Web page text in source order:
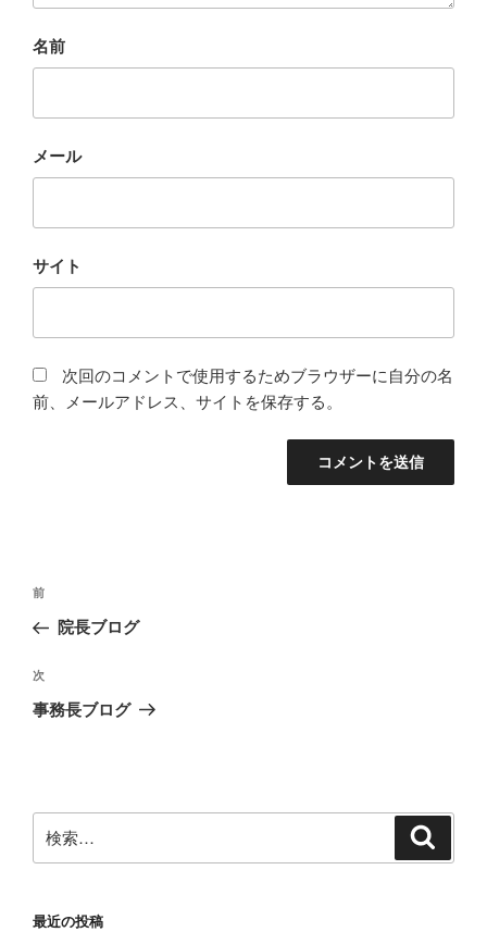
名前
メール
サイト
次回のコメントで使用するためブラウザーに自分の名
前、メールアドレス、サイトを保存する。
投
ナ
ビ
ゲ
ン
前
の
稿
前
院長ブログ
次
の
次
事務長ブログ
索:
最近の投稿